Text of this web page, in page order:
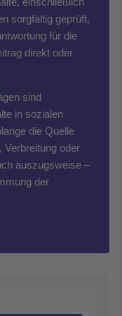
sorgfältig geprüft,
für die
direkt oder
sind
in sozialen
die Quelle
Verbreitung oder
auszugsweise –
der